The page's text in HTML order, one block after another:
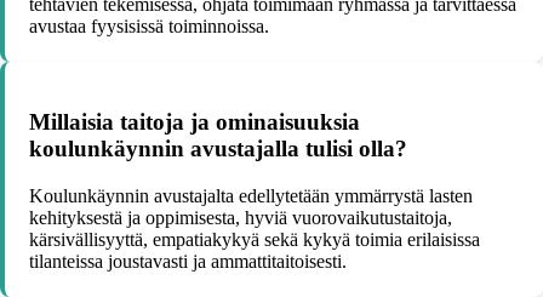
tehtävien tekemisessä, ohjata toimimaan ryhmässä ja tarvittaessa
avustaa fyysisissä toiminnoissa.
Millaisia taitoja ja ominaisuuksia
koulunkäynnin avustajalla tulisi olla?
Koulunkäynnin avustajalta edellytetään ymmärrystä lasten
kehityksestä ja oppimisesta, hyviä vuorovaikutustaitoja,
kärsivällisyyttä, empatiakykyä sekä kykyä toimia erilaisissa
tilanteissa joustavasti ja ammattitaitoisesti.